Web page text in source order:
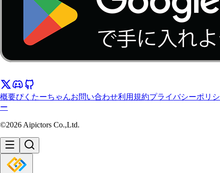
概要ぴくたーちゃんお問い合わせ利用規約プライバシーポリシ
ー
©2026 Aipictors Co.,Ltd.